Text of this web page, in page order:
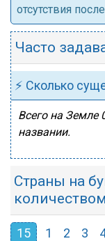
отсутствия
Часто
⚡ Сколько
Всего на Земле
названии.
Страны на
15 1 2 3